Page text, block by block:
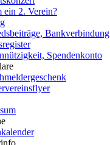
ein 2. Verein?
Bankverbindung
Spendenkonto